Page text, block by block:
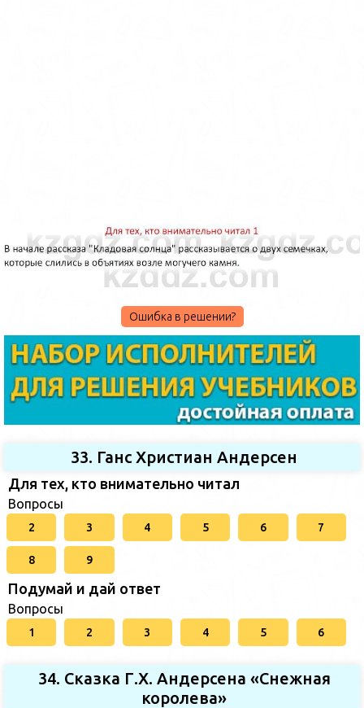
Ошибка в решении?
33. Ганс Христиан Андерсен
Для тех, кто внимательно читал
Вопросы
2 3 4 5 6 7
8 9
Подумай и дай ответ
Вопросы
1 2 3 4 5 6
34. Сказка Г.Х. Андерсена «Снежная
королева»